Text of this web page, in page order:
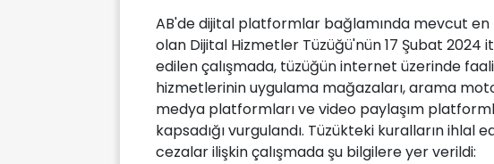
AB'de dijital platformlar bağlamında mevcut en
olan Dijital Hizmetler Tüzüğü'nün 17 Şubat 2024
edilen çalışmada, tüzüğün internet üzerinde
hizmetlerinin uygulama mağazaları, arama
medya platformları ve video paylaşım
kapsadığı vurgulandı. Tüzükteki kuralların ihlal
cezalar ilişkin çalışmada şu bilgilere yer verildi: